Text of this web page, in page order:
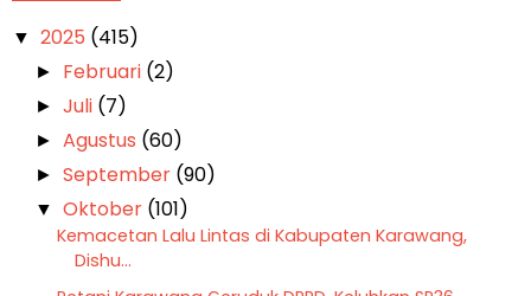
▼ 2025 (415)
► Februari (2)
►Juli (7)
► Agustus (60)
►September (90)
▼Oktober (101)
Kemacetan Lalu Lintas di Kabupaten Karawang,
Dishu...